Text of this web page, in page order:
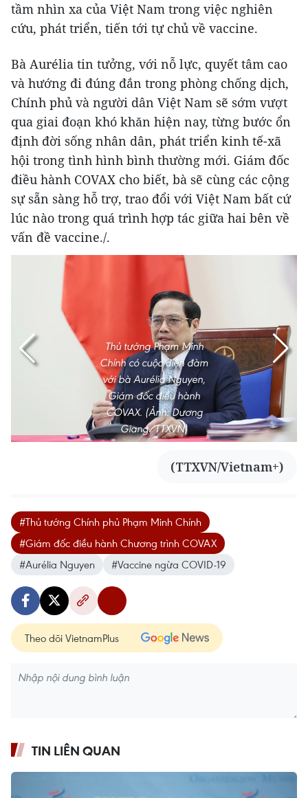
tầm nhìn xa của Việt Nam trong việc nghiên
cứu, phát triển, tiến tới tự chủ về vaccine.
Bà Aurélia tin tưởng, với nỗ lực, quyết tâm cao
và hướng đi đúng đắn trong phòng chống dịch,
Chính phủ và người dân Việt Nam sẽ sớm vượt
qua giai đoạn khó khăn hiện nay, từng bước ổn
định đời sống nhân dân, phát triển kinh tế-xã
hội trong tình hình bình thường mới. Giám đốc
điều hành COVAX cho biết, bà sẽ cùng các cộng
sự sẵn sàng hỗ trợ, trao đổi với Việt Nam bất cứ
lúc nào trong quá trình hợp tác giữa hai bên về
vấn đề vaccine./.
Thủ tướng Phạm Minh
Chính có cuộc điện đàm
với bà Aurélia Nguyen,
Giám đốc điều hành
COVAX. (Ảnh: Dương
Giang/TTXVN)
(TTXVN/Vietnam+)
#Thủ tướng Chính phủ Phạm Minh Chính
#Giám đốc điều hành Chương trình COVAX
#Aurélia Nguyen
#Vaccine ngừa COVID-19
Theo dõi VietnamPlus
TIN LIÊN QUAN